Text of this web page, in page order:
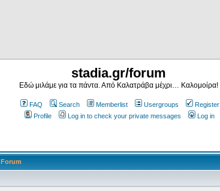
stadia.gr/forum
Εδώ μιλάμε για τα πάντα. Από Καλατράβα μέχρι… Καλομοίρα!
FAQ Search Memberlist Usergroups
Register
Profile
Log in to check your private messages Log in
Forum